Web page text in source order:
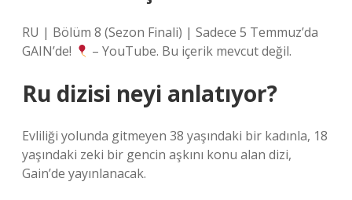
RU | Bölüm 8 (Sezon Finali) | Sadece 5 Temmuz’da
GAIN’de!
– YouTube. Bu içerik mevcut değil.
Ru dizisi neyi anlatıyor?
Evliliği yolunda gitmeyen 38 yaşındaki bir kadınla, 18
yaşındaki zeki bir gencin aşkını konu alan dizi,
Gain’de yayınlanacak.